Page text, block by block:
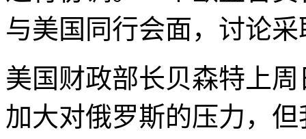
与美国同行会面，讨论
美国财政部长贝森特上
加大对俄罗斯的压力，